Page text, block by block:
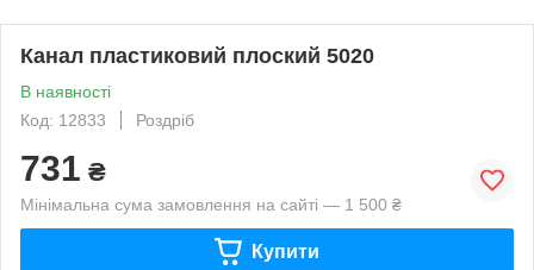
Канал пластиковий плоский 5020
В наявності
Код: 12833
Роздріб
731 ₴
Мінімальна сума замовлення на сайті — 1 500 ₴
Купити